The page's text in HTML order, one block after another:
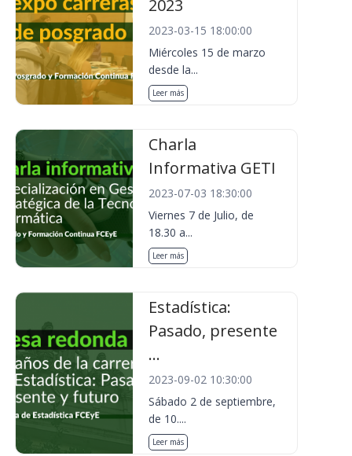
2023
2023-03-15 18:00:00
Miércoles 15 de marzo
desde la...
Leer más
Charla
Informativa GETI
2023-07-03 18:30:00
Viernes 7 de Julio, de
18.30 a...
Leer más
Estadística:
Pasado, presente
...
2023-09-02 10:30:00
Sábado 2 de septiembre,
de 10....
Leer más